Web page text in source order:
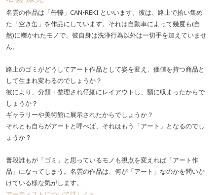
名雲の作品は「缶轢」CAN•REKI といいます。彼は、路上で拾い集め
た「空き缶」を作品にしています。それは自動車によって幾度も(自
然)に轢かれたモノで、彼自身は洗浄行為以外は一切手を加えていませ
ん。
路上のゴミがどうしてアート作品として姿を変え、価値を持つ商品と
して生まれ変わるのでしょうか？
彼により、分類・整理され仔細にレイアウトし、額に収まったからで
しょうか？
ギャラリーや美術館に展示されたからでしょうか？
それとも自らがアートと呼べば、それはもう「アート」となるのでし
ょうか？
普段誰もが「ゴミ」と思っているモノも視点を変えれば「アート作
品」になってしまう。名雲の作品は、何が「アート」なのかを問いか
けている様な気がします。